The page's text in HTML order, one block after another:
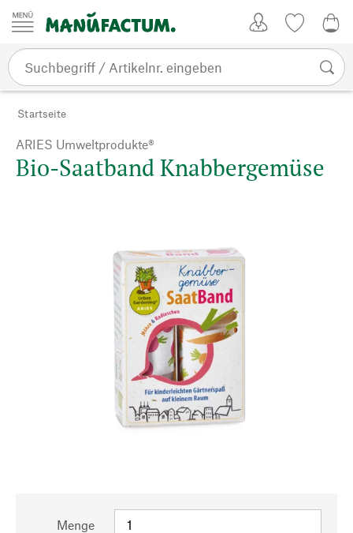
Zum Inhalt springen
Startseite
ARIES Umweltprodukte®
Bio-Saatband Knabbergemüse
Menge